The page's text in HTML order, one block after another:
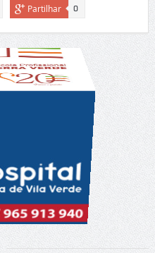
Partilhar 0